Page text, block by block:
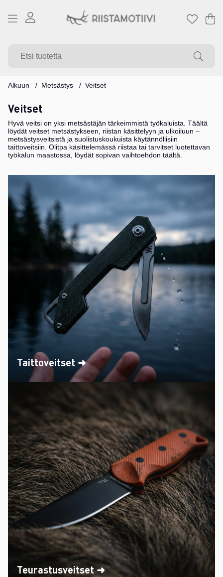
.
Alkuun Metsästys Veitset
Veitset
Hyvä veitsi on yksi metsästäjän tärkeimmistä työkaluista. Täältä
löydät veitset metsästykseen, riistan käsittelyyn ja ulkoiluun –
metsästysveitsistä ja suolistuskoukuista käytännöllisiin
taittoveitsiin. Olitpa käsittelemässä riistaa tai tarvitset luotettavan
työkalun maastossa, löydät sopivan vaihtoehdon täältä.
Taittoveitset ➜
Teurastusveitset ➜